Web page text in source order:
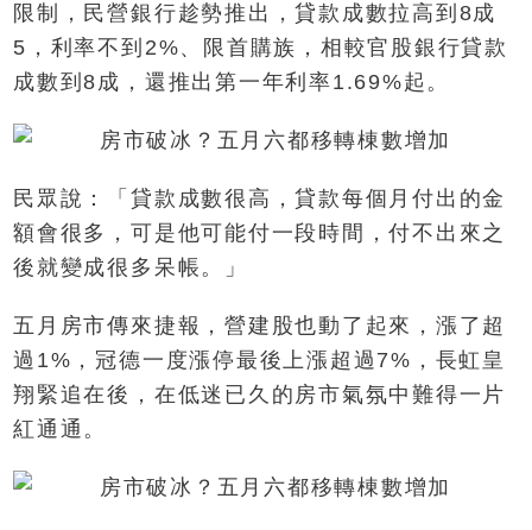
限制，民營銀行趁勢推出，貸款成數拉高到8成
5，利率不到2%、限首購族，相較官股銀行貸款
成數到8成，還推出第一年利率1.69%起。
民眾說：「貸款成數很高，貸款每個月付出的金
額會很多，可是他可能付一段時間，付不出來之
後就變成很多呆帳。」
五月房市傳來捷報，營建股也動了起來，漲了超
過1%，冠德一度漲停最後上漲超過7%，長虹皇
翔緊追在後，在低迷已久的房市氣氛中難得一片
紅通通。